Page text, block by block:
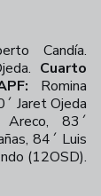
Candía.
Cuarto
Romina
Jaret Ojeda
83´
84´ Luis
(12OSD).